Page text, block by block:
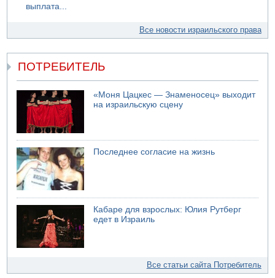
выплата...
Все новости израильского права
ПОТРЕБИТЕЛЬ
«Моня Цацкес — Знаменосец» выходит
на израильскую сцену
Последнее согласие на жизнь
Кабаре для взрослых: Юлия Рутберг
едет в Израиль
Все статьи сайта Потребитель